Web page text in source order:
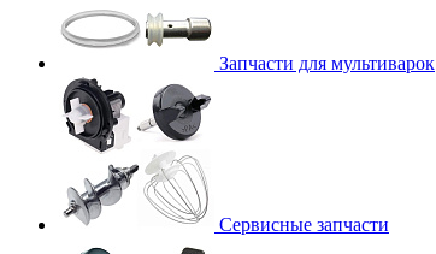
Запчасти для мультиварок
Сервисные запчасти